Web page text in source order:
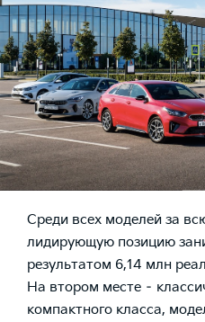
Среди всех моделей за
лидирующую позицию
результатом 6,14 млн
На втором месте –
компактного класса,